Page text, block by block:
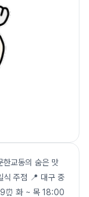
한교동의 숨은 맛
식 주점 📍 대구 중
화 ~ 목 18:00